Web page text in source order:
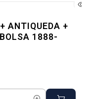
ANTIQUEDA +
1888-